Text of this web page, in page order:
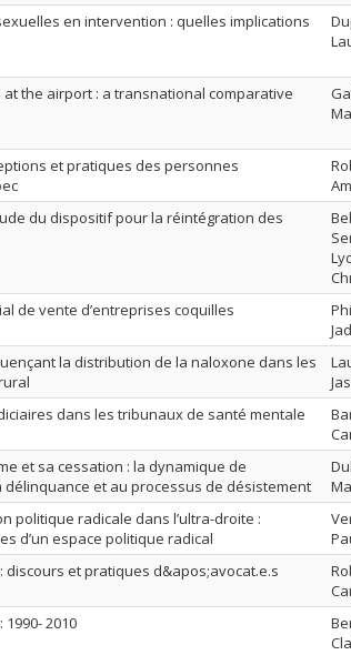
en intervention : quelles implications
the airport : a transnational comparative
et pratiques des personnes
du dispositif pour la réintégration des
de vente d’entreprises coquilles
la distribution de la naloxone dans les
dans les tribunaux de santé mentale
et sa cessation : la dynamique de
et au processus de désistement
politique radicale dans l’ultra-droite :
d’un espace politique radical
et pratiques d&apos;avocat.e.s
2010